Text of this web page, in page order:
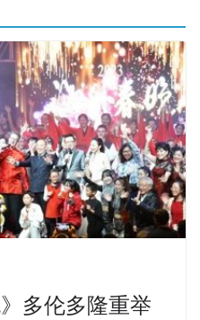
多伦多隆重举